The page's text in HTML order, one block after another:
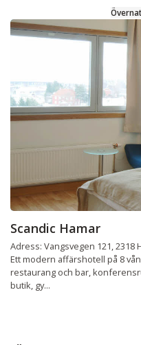
Scandic Hamar
Adress: Vangsvegen 121, 2318
Ett modern affärshotell på 8
restaurang och bar,
butik, gy...